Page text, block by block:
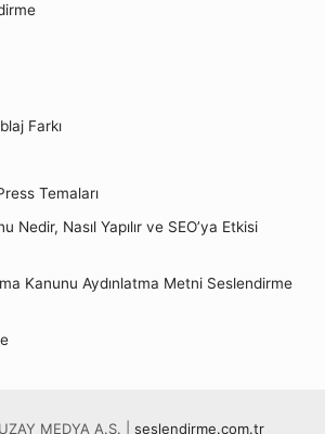
Farkı
Temaları
Nedir, Nasıl Yapılır ve SEO’ya Etkisi
Kanunu Aydınlatma Metni Seslendirme
MEDYA A.Ş. | seslendirme.com.tr